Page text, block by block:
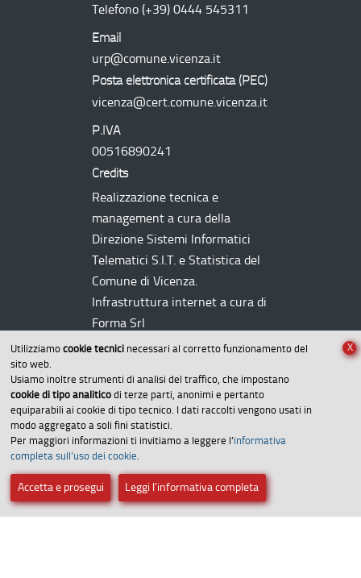
Utilizziamo cookie tecnici necessari al corretto funzionamento del
sito web.
Usiamo inoltre strumenti di analisi del traffico, che impostano
cookie di tipo analitico di terze parti, anonimi e pertanto
equiparabili ai cookie di tipo tecnico. I dati raccolti vengono usati in
modo aggregato a soli fini statistici.
Per maggiori informazioni ti invitiamo a leggere l’informativa
completa sull’uso dei cookie
Accetta e prosegui Leggi l’informativa completa
X
Telefono (+39) 0444 545311
Email
urp@comune.vicenza.it
Posta elettronica certificata (PEC)
vicenza@cert.comune.vicenza.it
P.IVA
00516890241
Credits
Realizzazione tecnica e
management a cura della
Direzione Sistemi Informatici
Telematici S.I.T. e Statistica del
Comune di Vicenza.
Infrastruttura internet a cura di
Forma Srl
Amministrazione trasparente
Dichiarazione di accessibilità